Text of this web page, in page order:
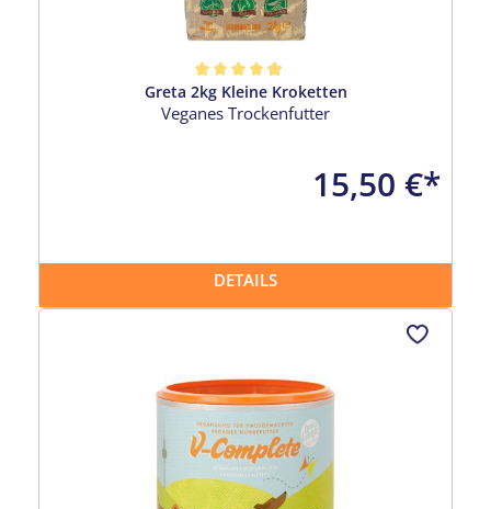
Durchschnittliche Bewertung von 4.96 von 5 Sternen
Greta 2kg Kleine Kroketten
Veganes Trockenfutter
15,50 €*
DETAILS